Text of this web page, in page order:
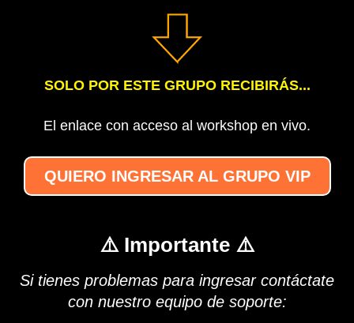
SOLO POR ESTE GRUPO RECIBIRÁS...
El enlace con acceso al workshop en vivo.
QUIERO INGRESAR AL GRUPO VIP
⚠️ Importante ⚠️
Si tienes problemas para ingresar contáctate
con nuestro equipo de soporte: